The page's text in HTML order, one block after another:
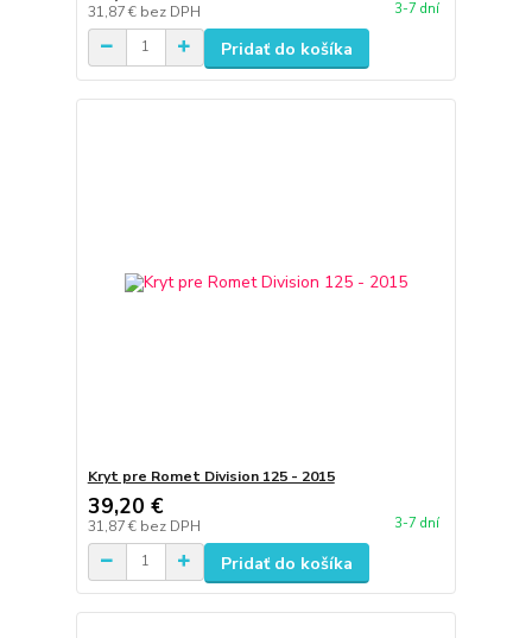
31,87 € bez DPH 3-7 dní
Pridať do košíka
Kryt pre Romet Division 125 - 2015
39,20 €
31,87 € bez DPH 3-7 dní
Pridať do košíka